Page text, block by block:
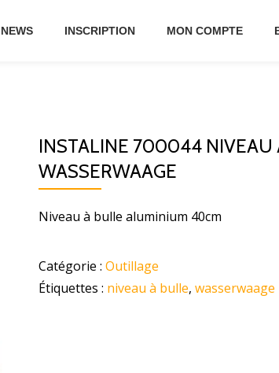
NEWS INSCRIPTION MON COMPTE
INSTALINE 700044 NIVEAU
WASSERWAAGE
Niveau à bulle aluminium 40cm
Catégorie : Outillage
Étiquettes : niveau à bulle, wasserwaage